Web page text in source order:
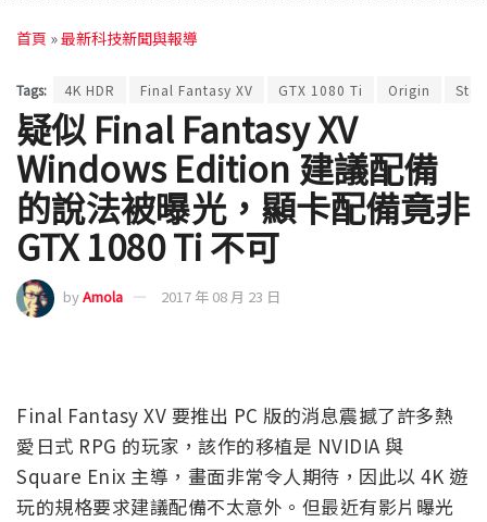
首頁 »最新科技新聞與報導
Tags: 4K HDR Final Fantasy XV GTX 1080 Ti Origin
疑似 Final Fantasy XV
Windows Edition 建議配備
的說法被曝光，顯卡配備竟非
GTX 1080 Ti 不可
byAmola 2017 年 08 月 23 日
Final Fantasy XV 要推出 PC 版的消息震撼了許多熱
愛日式 RPG 的玩家，該作的移植是 NVIDIA 與
Square Enix 主導，畫面非常令人期待，因此以 4K 遊
玩的規格要求建議配備不太意外。但最近有影片曝光